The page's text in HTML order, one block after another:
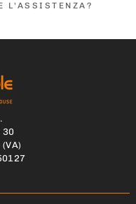
L'ASSISTENZA?
30